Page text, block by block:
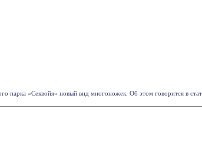
«Секвойя» новый вид многоножек. Об этом говорится в